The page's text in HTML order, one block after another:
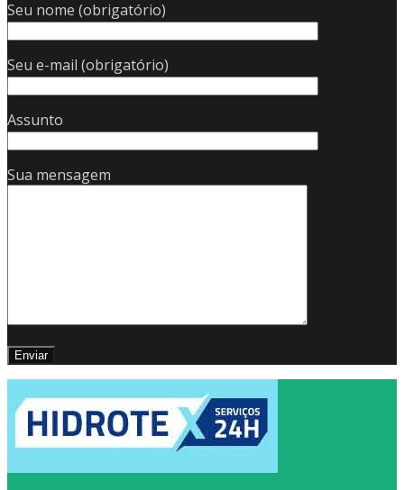
Seu nome (obrigatório)
Seu e-mail (obrigatório)
Assunto
Sua mensagem